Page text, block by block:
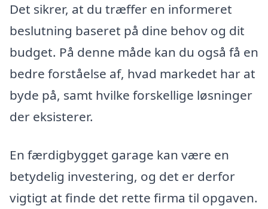
Det sikrer, at du træffer en informeret
beslutning baseret på dine behov og dit
budget. På denne måde kan du også få en
bedre forståelse af, hvad markedet har at
byde på, samt hvilke forskellige løsninger
der eksisterer.
En færdigbygget garage kan være en
betydelig investering, og det er derfor
vigtigt at finde det rette firma til opgaven.